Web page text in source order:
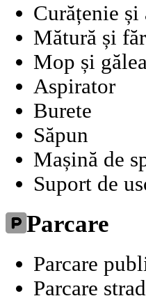
Curățenie și
Mătură și
Mop și
Aspirator
Burete
Săpun
Mașină de
Suport de
Parcare
Parcare
Parcare